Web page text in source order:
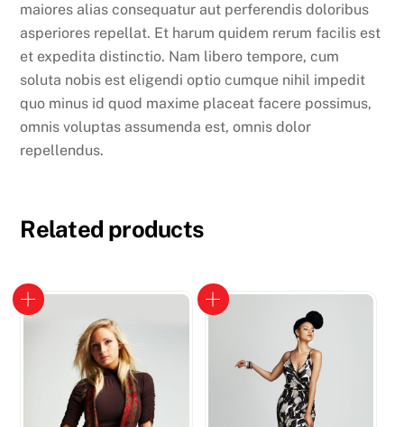
maiores alias consequatur aut perferendis doloribus
asperiores repellat. Et harum quidem rerum facilis est
et expedita distinctio. Nam libero tempore, cum
soluta nobis est eligendi optio cumque nihil impedit
quo minus id quod maxime placeat facere possimus,
omnis voluptas assumenda est, omnis dolor
repellendus.
Related products